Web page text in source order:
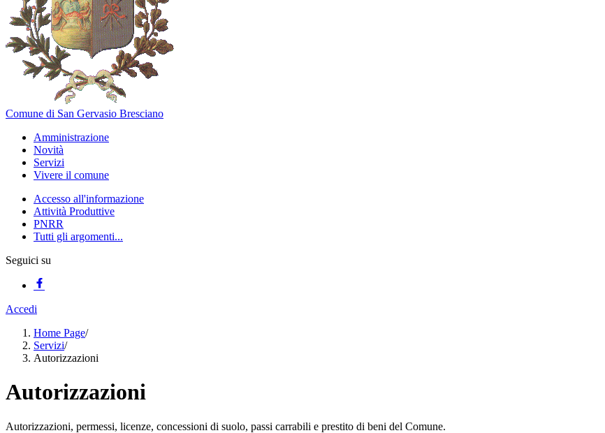
Comune di San Gervasio Bresciano
Amministrazione
Novità
Servizi
Vivere il comune
Accesso all'informazione
Attività Produttive
PNRR
Tutti gli argomenti...
Seguici su
Accedi
Home Page/
Servizi/
Autorizzazioni
Autorizzazioni
Autorizzazioni, permessi, licenze, concessioni di suolo, passi carrabili e prestito di beni del Comune.